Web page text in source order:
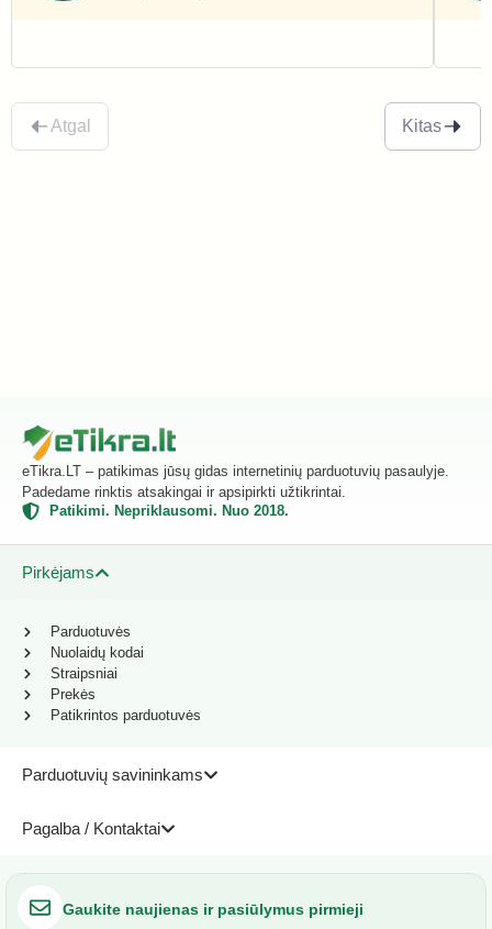
Atgal Kitas
eTikra.LT – patikimas jūsų gidas internetinių parduotuvių pasaulyje.
Padedame rinktis atsakingai ir apsipirkti užtikrintai.
Patikimi. Nepriklausomi. Nuo 2018.
Pirkėjams
Parduotuvių savininkams
Pagalba / Kontaktai
Parduotuvės
Nuolaidų kodai
Straipsniai
Prekės
Patikrintos parduotuvės
Gaukite naujienas ir pasiūlymus pirmieji